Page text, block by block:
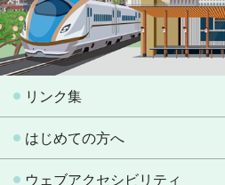
リンク集
はじめての方へ
ウェブアクセシビリティ